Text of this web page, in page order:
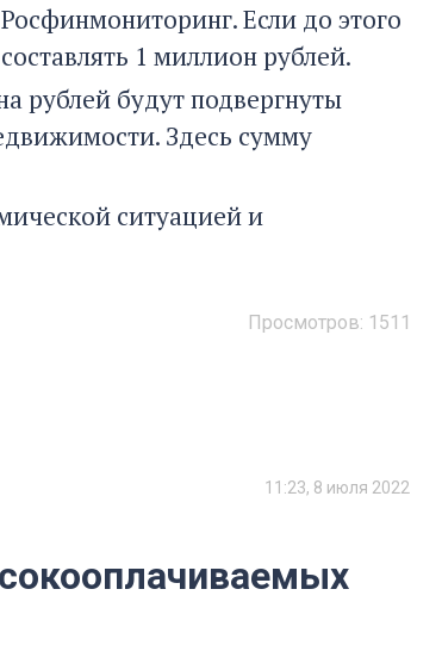
Если до этого
1 миллион рублей.
рублей будут подвергнуты
Здесь сумму
ситуацией и
Просмотров: 1511
11:23, 8 июля 2022